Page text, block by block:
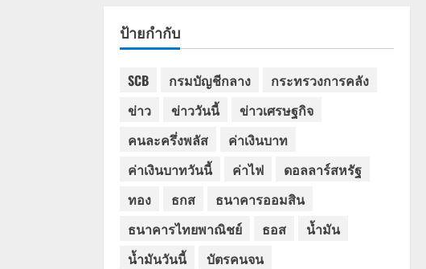
ป้ายกำกับ
SCB กรมบัญชีกลาง
กระทรวงการคลัง
ข่าว
ข่าววันนี้
ข่าวเศรษฐกิจ
คนละครึ่งพลัส
ค่าเงินบาท
ค่าเงินบาทวันนี้
ค่าไฟ
ดอลลาร์สหรัฐ
ทอง
ธกส
ธนาคารออมสิน
ธนาคารไทยพาณิชย์
ธอส
น้ำมัน
น้ำมันวันนี้
บัตรคนจน